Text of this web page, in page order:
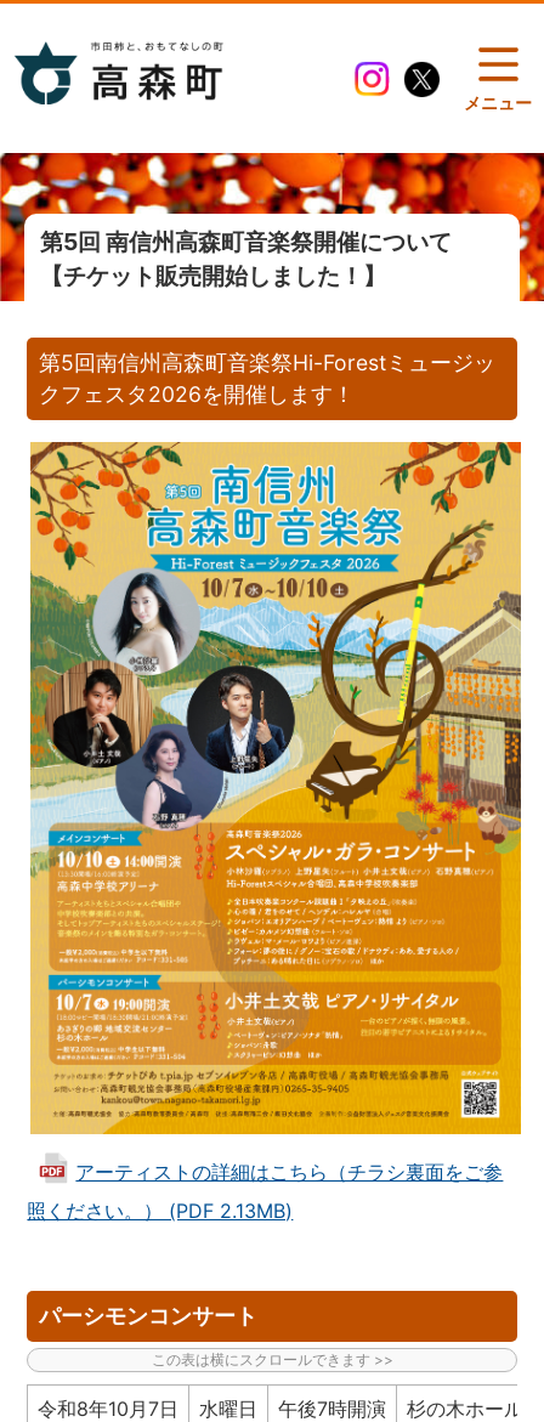
メニュー
第5回 南信州高森町音楽祭開催について
【チケット販売開始しました！】
第5回南信州高森町音楽祭Hi-Forestミュージッ
クフェスタ2026を開催します！
アーティストの詳細はこちら（チラシ裏面をご参
照ください。） (PDF 2.13MB)
パーシモンコンサート
令和8年10月7日 水曜日 午後7時開演 杉の木ホール